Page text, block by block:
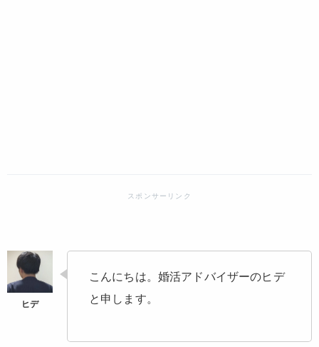
こんにちは。婚活アドバイザーのヒデ
と申します。